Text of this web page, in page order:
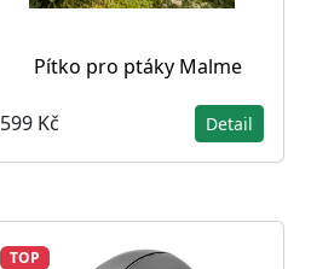
Pítko pro ptáky Malme
599 Kč Detail
TOP